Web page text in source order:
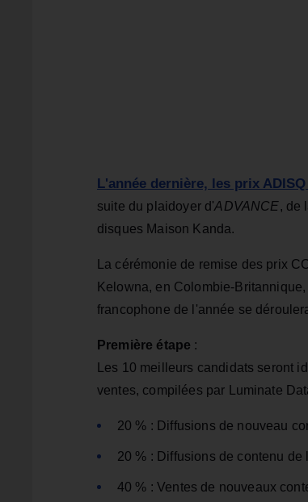
L'année dernière, les prix
suite du plaidoyer d'ADVANCE, de
disques Maison Kanda.
La cérémonie de remise des prix
Kelowna, en Colombie-
francophone de l'année se
Première étape :
Les 10 meilleurs candidats seront
ventes, compilées par Luminate
20 % : Diffusions de nouveau
20 % : Diffusions de contenu
40 % : Ventes de nouveaux